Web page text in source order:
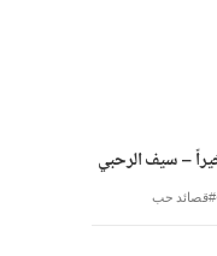
– سيف الرحبي
#قصائد حب